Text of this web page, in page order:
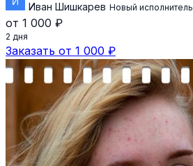
Иван Шишкарев Новый исполнитель
от 1 000 ₽
2 дня
Заказать от 1 000 ₽